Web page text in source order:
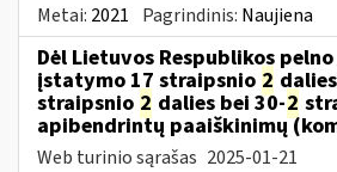
Metai: 2021 Pagrindinis: Naujiena
Dėl Lietuvos Respublikos
įstatymo 17 straipsnio 2
straipsnio 2 dalies bei 30-2
apibendrintų paaiškinimų
Web turinio sąrašas 2025-01-21